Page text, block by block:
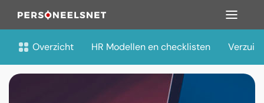
Overzicht HR Modellen en checklisten